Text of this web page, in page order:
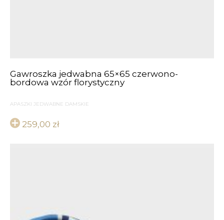
Gawroszka jedwabna 65×65 czerwono-
bordowa wzór florystyczny
APASZKI JEDWABNE DAMSKIE
259,00 zł